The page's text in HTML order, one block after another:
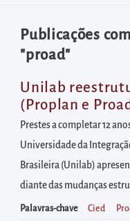
Acessar
diretamente
o
menu
principal
Acessar
diretamente
à
área
Publicações
"proad"
Unilab
(Proplan e
Prestes a completar 12
Universidade da
Brasileira (Unilab)
diante das mudanças
Palavras-chave Cied